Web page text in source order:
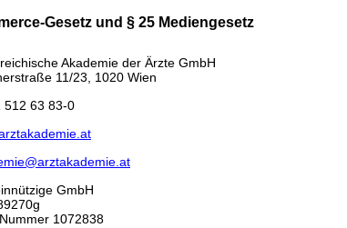
Gesetz und § 25 Mediengesetz
Akademie der Ärzte GmbH
11/23, 1020 Wien
512 63 83-0
GmbH
1072838